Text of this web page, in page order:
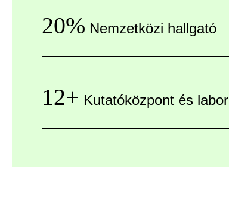
20% Nemzetközi hallgató
12+ Kutatóközpont és labor